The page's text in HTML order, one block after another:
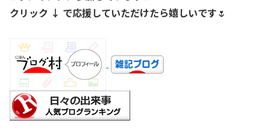
クリック ↓ で応援していただけたら嬉しいです🌷